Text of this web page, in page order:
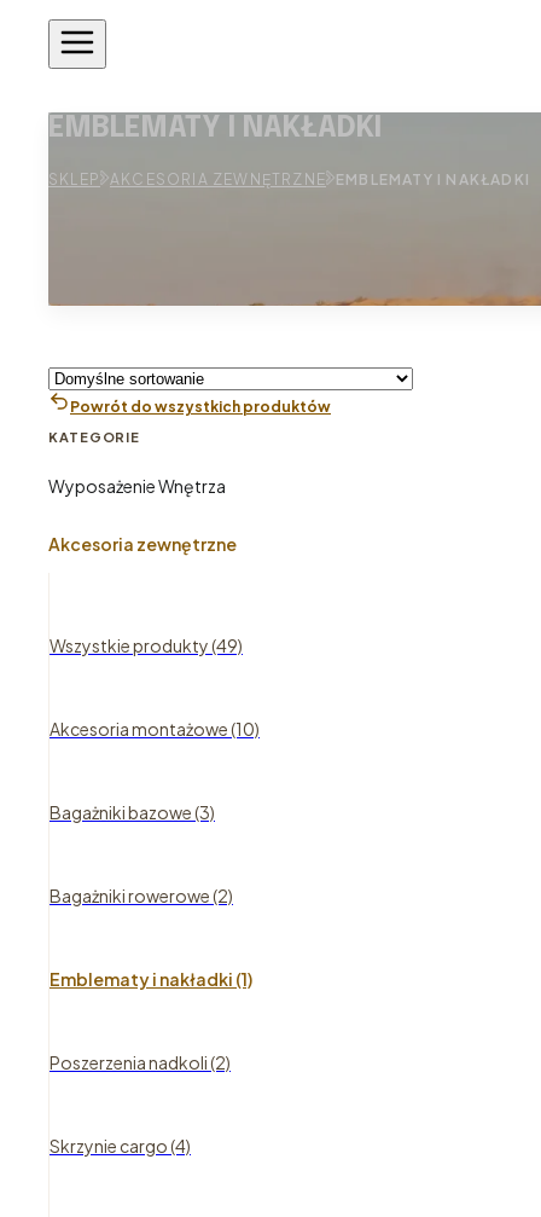
EMBLEMATY I NAKŁADKI
SKLEP AKCESORIA ZEWNĘTRZNE EMBLEMATY I NAKŁADKI
Powrót do wszystkich produktów
KATEGORIE
Wyposażenie Wnętrza
Akcesoria zewnętrzne
Wszystkie produkty (49)
Akcesoria montażowe (10)
Bagażniki bazowe (3)
Bagażniki rowerowe (2)
Emblematy i nakładki (1)
Poszerzenia nadkoli (2)
Skrzynie cargo (4)